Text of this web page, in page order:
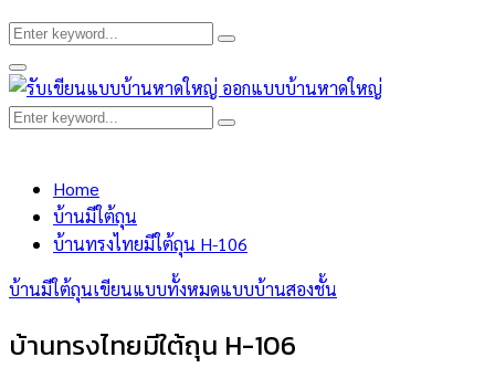
Search
for:
Search
Primary
Menu
Search
Search
Home
บ้านมีใต้ถุน
บ้านทรงไทยมีใต้ถุน H-106
บ้านมีใต้ถุนเขียนแบบทั้งหมดแบบบ้านสองชั้น
บ้านทรงไทยมีใต้ถุน H-106